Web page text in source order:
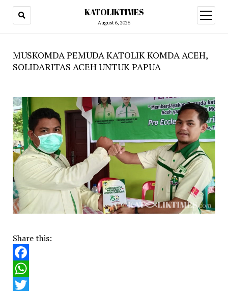
KATOLIKTIMES
August 6, 2026
open
menu
MUSKOMDA PEMUDA KATOLIK KOMDA ACEH,
SOLIDARITAS ACEH UNTUK PAPUA
Share this:
Facebook
WhatsApp